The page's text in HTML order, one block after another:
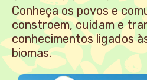
Conheça os povos e
constroem, cuidam e
conhecimentos ligados
biomas.